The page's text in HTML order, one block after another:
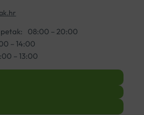
08:00 – 20:00
– 14:00
– 13:00